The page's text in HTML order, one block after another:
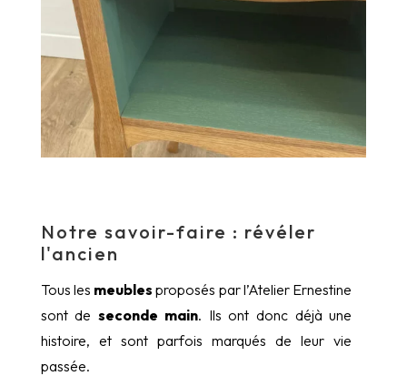
Notre savoir-faire : révéler
l'ancien
Tous les meubles proposés par l’Atelier Ernestine
sont de seconde main. Ils ont donc déjà une
histoire, et sont parfois marqués de leur vie
passée.